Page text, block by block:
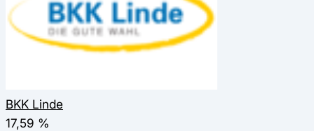
BKK Linde
17,59 %